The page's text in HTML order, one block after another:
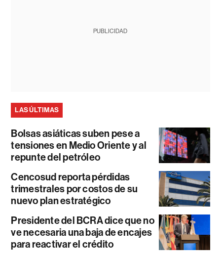
PUBLICIDAD
LAS ÚLTIMAS
Bolsas asiáticas suben pese a
tensiones en Medio Oriente y al
repunte del petróleo
Cencosud reporta pérdidas
trimestrales por costos de su
nuevo plan estratégico
Presidente del BCRA dice que no
ve necesaria una baja de encajes
para reactivar el crédito